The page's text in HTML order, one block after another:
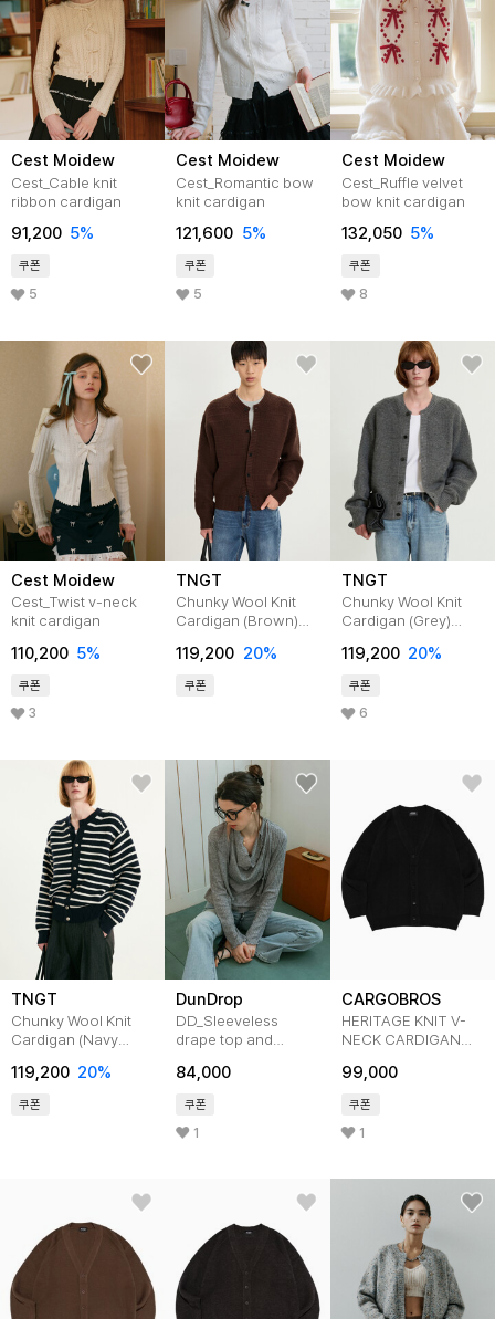
Cest Moidew
Cest_Cable knit
ribbon cardigan
91,200 5%
쿠폰
5
Cest Moidew
Cest_Romantic bow
knit cardigan
121,600 5%
쿠폰
5
Cest Moidew
Cest_Ruffle velvet
bow knit cardigan
132,050 5%
쿠폰
8
Cest Moidew
Cest_Twist v-neck
knit cardigan
110,200 5%
쿠폰
3
TNGT
Chunky Wool Knit
Cardigan (Brown)
119,200 20%
쿠폰
TNGT
Chunky Wool Knit
Cardigan (Grey)
119,200 20%
쿠폰
6
TNGT
Chunky Wool Knit
Cardigan (Navy
TNSW5F101N2
119,200 20%
쿠폰
DunDrop
DD_Sleeveless
drape top and
set_2color
84,000
쿠폰
1
CARGOBROS
HERITAGE KNIT V-
NECK CARDIGAN
99,000
쿠폰
1